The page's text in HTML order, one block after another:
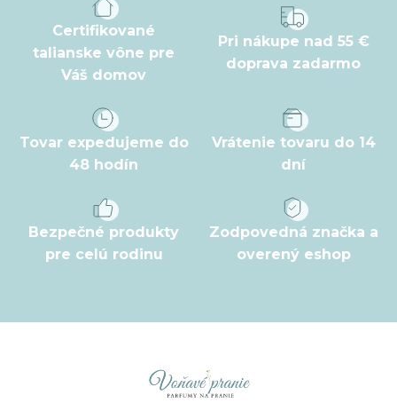
Certifikované
talianske vône pre
Váš domov
Pri nákupe nad 55 €
doprava zadarmo
Tovar expedujeme do
48 hodín
Vrátenie tovaru do 14
dní
Bezpečné produkty
pre celú rodinu
Zodpovedná značka a
overený eshop